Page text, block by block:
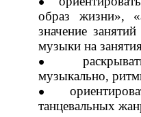
образ жизни»,
значение
музыки на
музыкально,
танцевальных